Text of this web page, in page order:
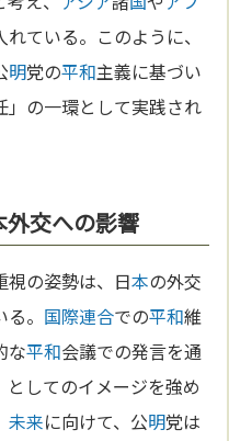
ている。このように、
明党の平和主義に基づい
」の一環として実践され
外交への影響
視の姿勢は、日本の外交
。 国際連合での平和維
な平和会議での発言を通
としてのイメージを強め
未来に向けて、公明党は